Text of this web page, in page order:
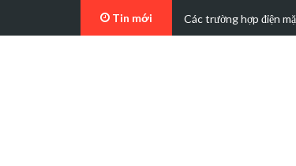
Tin mới Các trường hợp điện